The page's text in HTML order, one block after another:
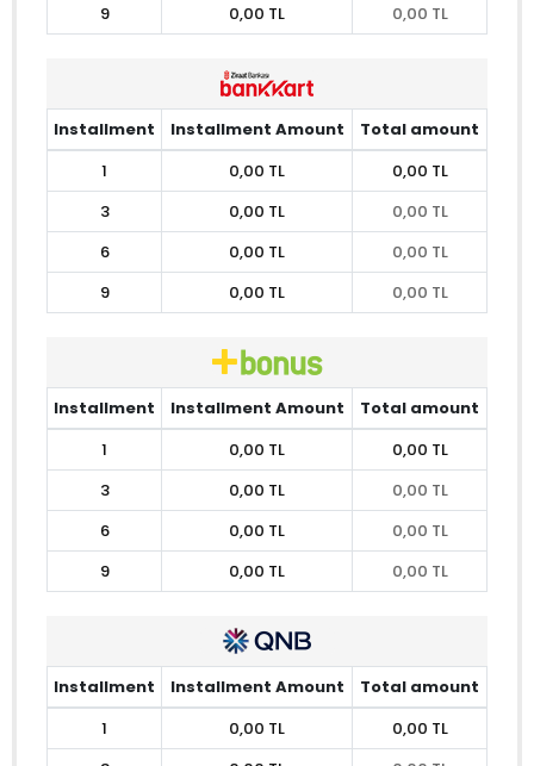
9
0,00 TL 0,00 TL
Installment Installment Amount
Total amount
1
0,00 TL
0,00 TL
3
0,00 TL
0,00 TL
6
0,00 TL
0,00 TL
9
0,00 TL 0,00 TL
Installment Installment Amount
Total amount
1
0,00 TL
0,00 TL
3
0,00 TL
0,00 TL
6
0,00 TL
0,00 TL
9
0,00 TL 0,00 TL
Installment Installment Amount
Total amount
1
0,00 TL
0,00 TL